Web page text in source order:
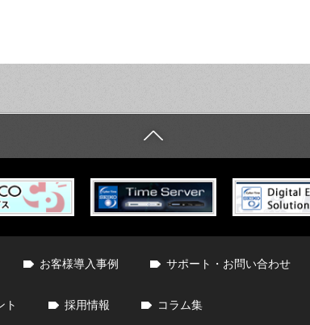
お客様導入事例 サポート・お問い合わせ
ト 採用情報 コラム集